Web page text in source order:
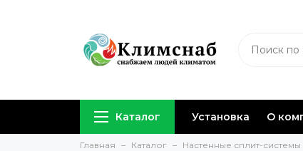
Каталог Установка О
Главная Каталог Настенные сплит-системы